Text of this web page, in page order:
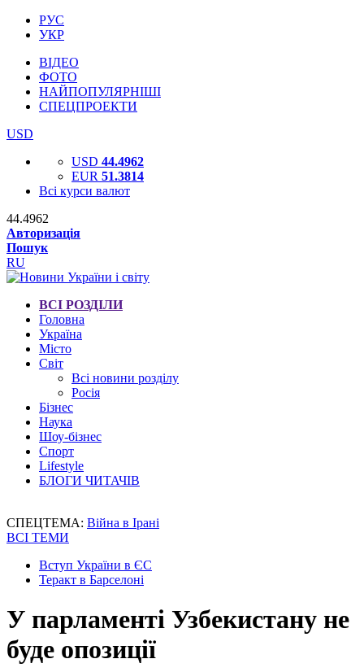
РУС
УКР
ВІДЕО
ФОТО
НАЙПОПУЛЯРНІШІ
СПЕЦПРОЕКТИ
USD
USD 44.4962
EUR 51.3814
Всі курси валют
44.4962
Авторизація
Пошук
RU
ВСІ РОЗДІЛИ
Головна
Україна
Місто
Світ
Всі новини розділу
Росія
Бізнес
Наука
Шоу-бізнес
Спорт
Lifestyle
БЛОГИ ЧИТАЧІВ
СПЕЦТЕМА: Війна в Ірані
ВСІ ТЕМИ
Вступ України в ЄС
Теракт в Барселоні
У парламенті Узбекистану не
буде опозиції